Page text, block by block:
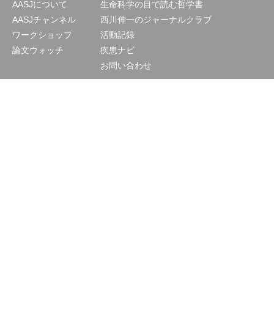
AASJについて
AASJチャンネル
ワークショップ
論文ウォッチ
生命科学の目で読む哲学書
西川伸一のジャーナルクラブ
活動記録
疾患ナビ
お問い合わせ